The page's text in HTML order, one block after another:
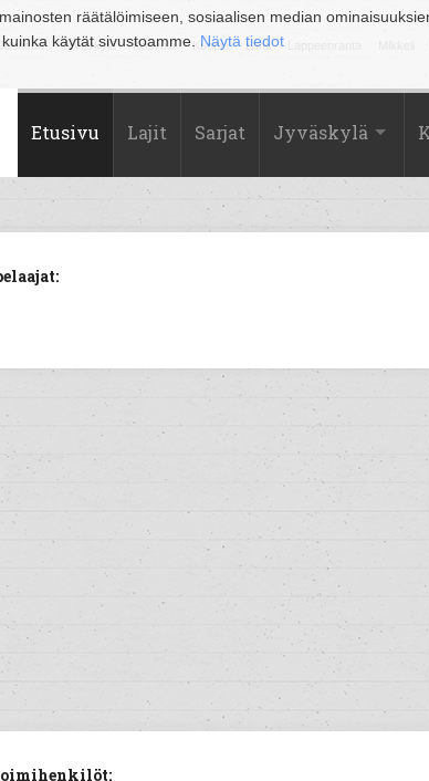
räätälöimiseen, sosiaalisen median
käytät sivustoamme. Näytä tiedot
Joensuu Jyväskylä Kouvola Kuopio Lahti
Etusivu Lajit Sarjat Jyväskylä
toimihenkilöt: